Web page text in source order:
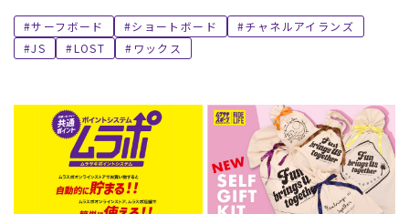
サーフボード ショートボード
チャネルアイランズ
JS
LOST ワックス